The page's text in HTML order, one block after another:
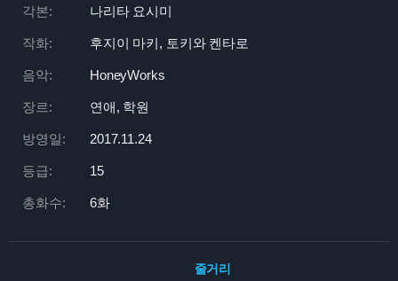
각본: 나리타 요시미
작화: 후지이 마키, 토키와 켄타로
음악: HoneyWorks
장르: 연애, 학원
방영일: 2017.11.24
등급: 15
총화수: 6화
줄거리